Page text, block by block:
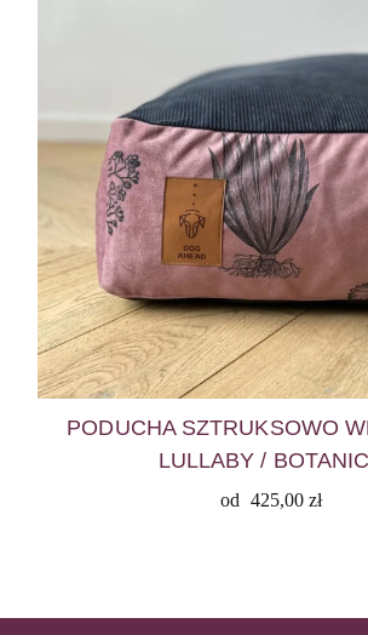
PODUCHA SZTRUKSOWO
LULLABY /
od 425,00 zł